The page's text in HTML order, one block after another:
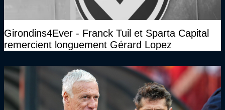
Girondins4Ever - Franck Tuil et Sparta Capital
remercient longuement Gérard Lopez